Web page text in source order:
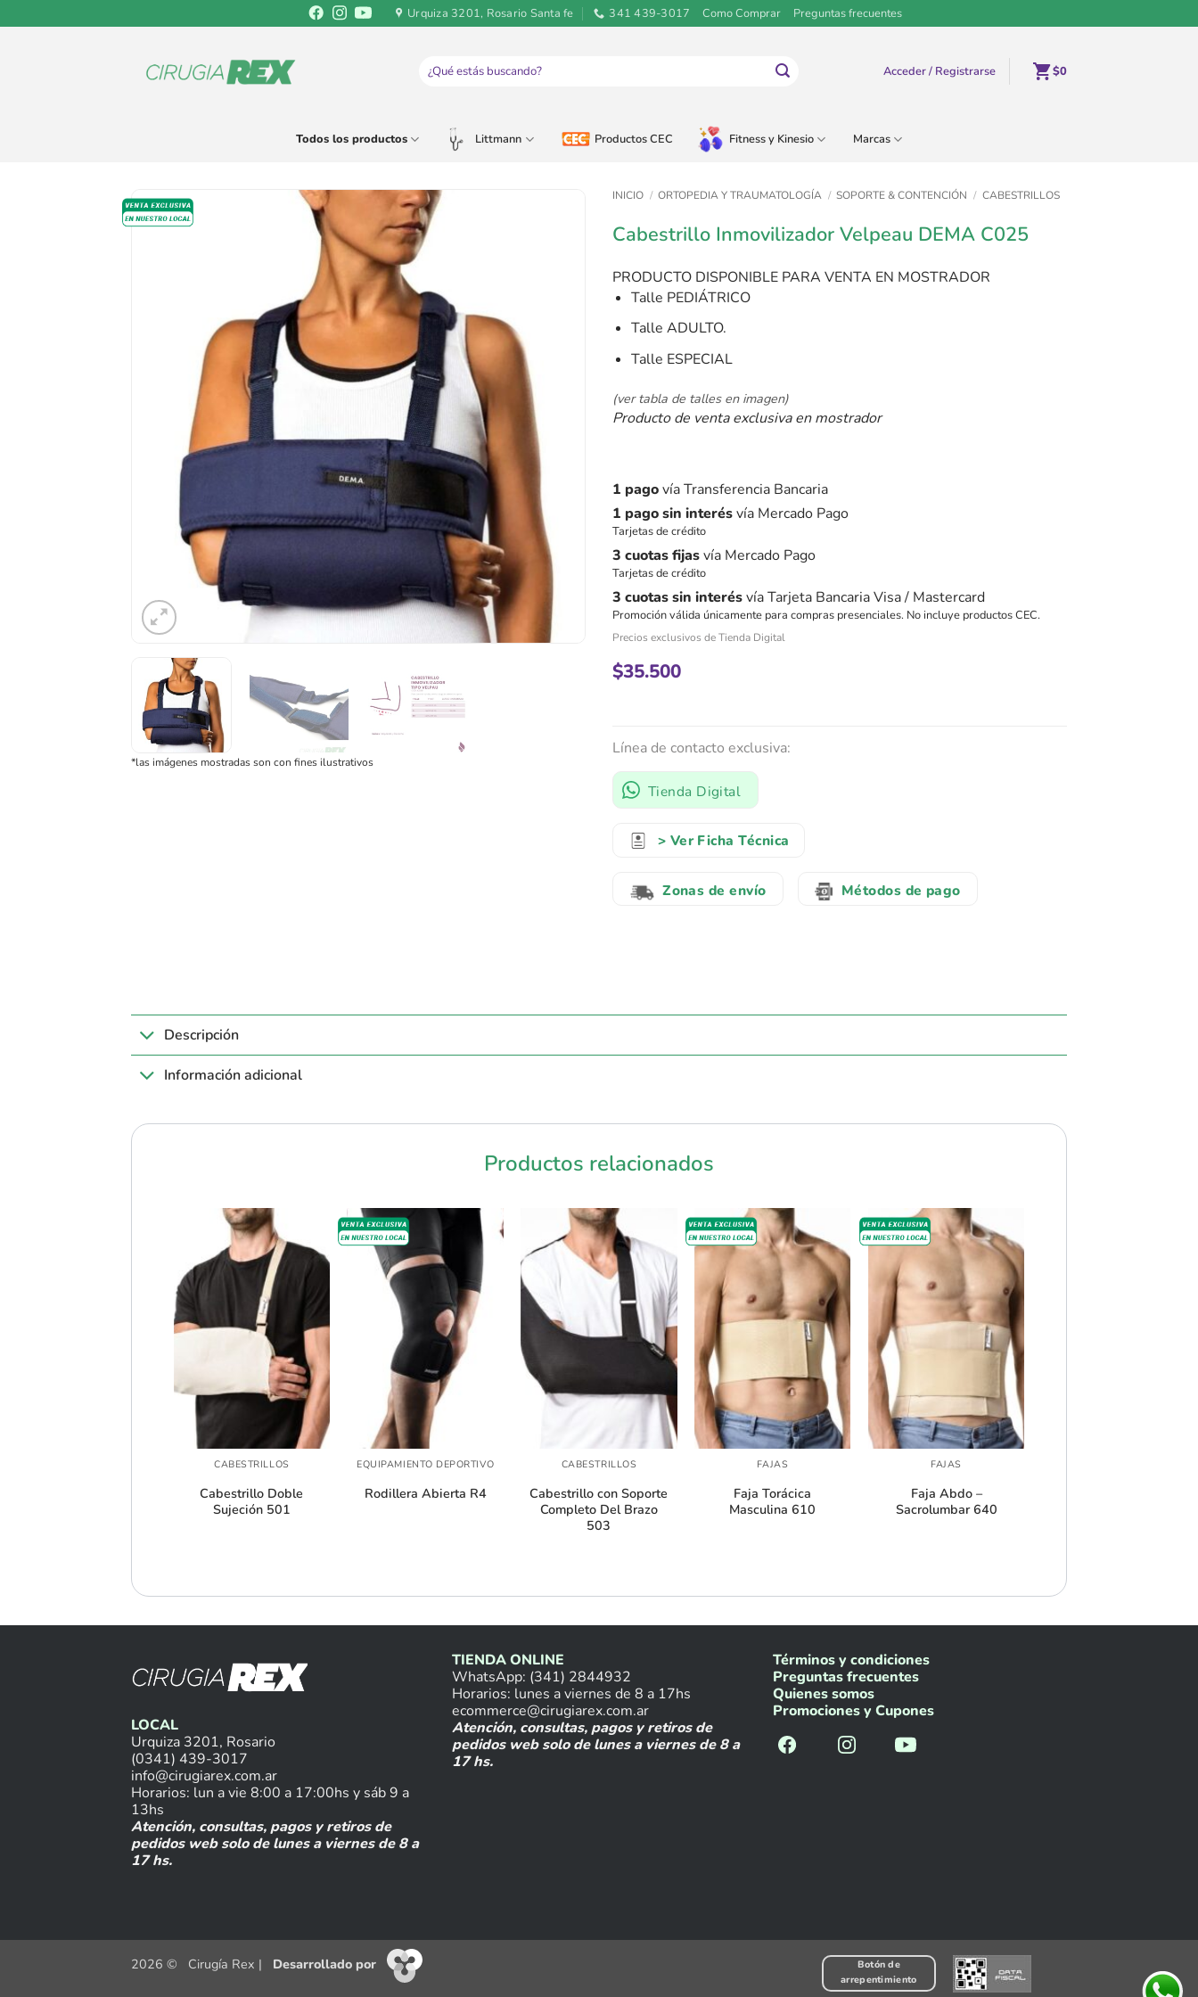
al
Urquiza 3201, Rosario Santa fe 341 439-3017 Como Comprar Preguntas frecuentes
Buscar
por:
Acceder / Registrarse $0
Todos los productos Littmann Productos CEC Fitness y Kinesio Marcas
*las imágenes mostradas son con fines ilustrativos
INICIO / ORTOPEDIA Y TRAUMATOLOGÍA / SOPORTE & CONTENCIÓN / CABESTRILLOS
Cabestrillo Inmovilizador Velpeau DEMA C025
PRODUCTO DISPONIBLE PARA VENTA EN MOSTRADOR
Talle PEDIÁTRICO
Talle ADULTO.
Talle ESPECIAL
(ver tabla de talles en imagen)
Producto de venta exclusiva en mostrador
1 pagovía Transferencia Bancaria
1 pago sin interésvía Mercado Pago
Tarjetas de crédito
3 cuotas fijasvía Mercado Pago
Tarjetas de crédito
3 cuotas sin interésvía Tarjeta Bancaria Visa / Mastercard
Promoción válida únicamente para compras presenciales. No incluye productos CEC.
Precios exclusivos de Tienda Digital
$35.500
Línea de contacto exclusiva:
Tienda Digital
> Ver Ficha Técnica
Zonas de envío Métodos de pago
Descripción
Información adicional
Productos relacionados
+
CABESTRILLOS
Cabestrillo Doble
Sujeción 501
EQUIPAMIENTO DEPORTIVO
Rodillera Abierta R4
CABESTRILLOS
Cabestrillo con Soporte
Completo Del Brazo
503
+
FAJAS
Faja Torácica
Masculina 610
+
FAJAS
Faja Abdo –
Sacrolumbar 640
LOCAL
Urquiza 3201, Rosario
(0341) 439-3017
info@cirugiarex.com.ar
Horarios: lun a vie 8:00 a 17:00hs y sáb 9 a
13hs
Atención, consultas, pagos y retiros de
pedidos web solo de lunes a viernes de 8 a
17 hs.
TIENDA ONLINE
WhatsApp: (341) 2844932
Horarios: lunes a viernes de 8 a 17hs
ecommerce@cirugiarex.com.ar
Atención, consultas, pagos y retiros de
pedidos web solo de lunes a viernes de 8 a
17 hs.
Términos y condiciones
Preguntas frecuentes
Quienes somos
Promociones y Cupones
Botón de
arrepentimiento
2026 © Cirugía Rex | Desarrollado por